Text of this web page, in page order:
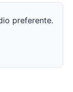
preferente.